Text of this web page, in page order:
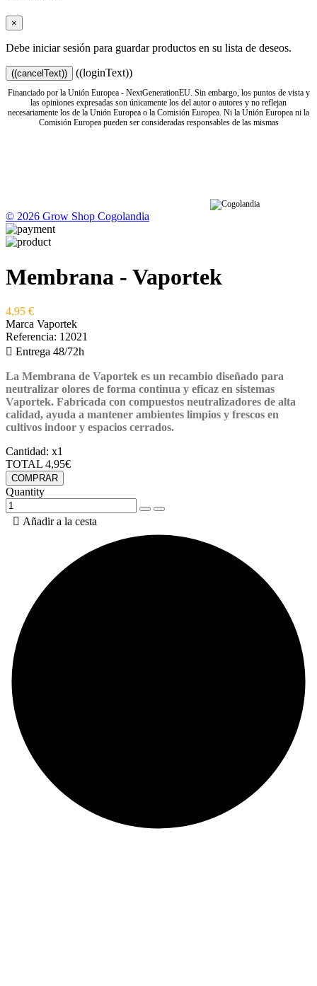
×
Debe iniciar sesión para guardar productos en su lista de deseos.
((cancelText)) ((loginText))
Financiado por la Unión Europea - NextGenerationEU. Sin embargo, los puntos de vista y
las opiniones expresadas son únicamente los del autor o autores y no reflejan
necesariamente los de la Unión Europea o la Comisión Europea. Ni la Unión Europea ni la
Comisión Europea pueden ser consideradas responsables de las mismas
© 2026 Grow Shop Cogolandia
Membrana - Vaportek
4,95 €
Marca Vaportek
Referencia: 12021
 Entrega 48/72h
La Membrana de Vaportek es un recambio diseñado para
neutralizar olores de forma continua y eficaz en sistemas
Vaportek. Fabricada con compuestos neutralizadores de alta
calidad, ayuda a mantener ambientes limpios y frescos en
cultivos indoor y espacios cerrados.
Cantidad: x1
TOTAL 4,95€
COMPRAR
Quantity
 Añadir a la cesta